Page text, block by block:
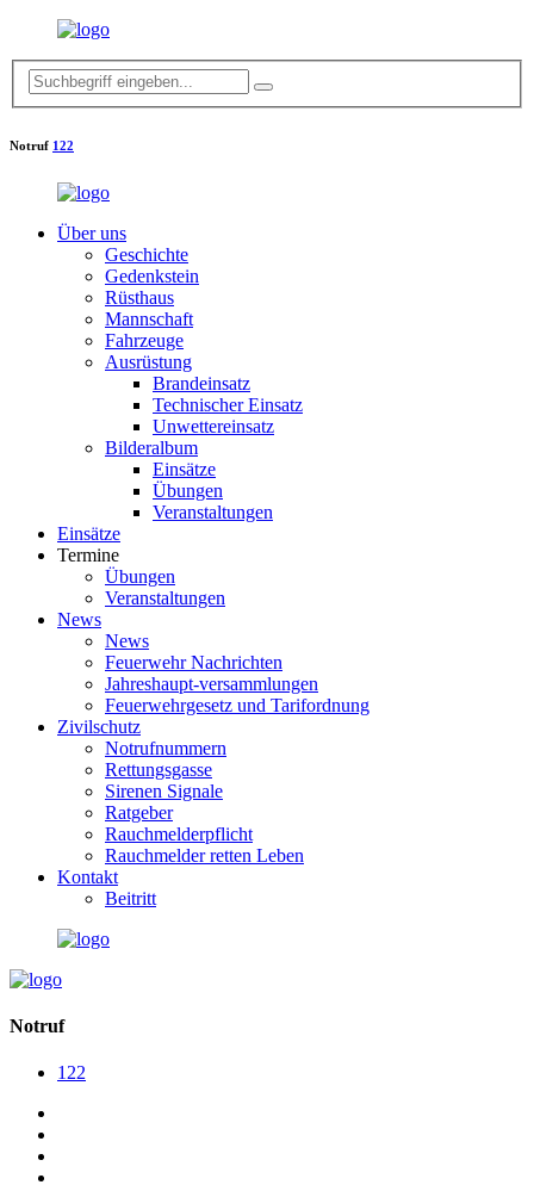
Notruf 122
Über uns
Geschichte
Gedenkstein
Rüsthaus
Mannschaft
Fahrzeuge
Ausrüstung
Brandeinsatz
Technischer Einsatz
Unwettereinsatz
Bilderalbum
Einsätze
Übungen
Veranstaltungen
Einsätze
Termine
Übungen
Veranstaltungen
News
News
Feuerwehr Nachrichten
Jahreshaupt-versammlungen
Feuerwehrgesetz und Tarifordnung
Zivilschutz
Notrufnummern
Rettungsgasse
Sirenen Signale
Ratgeber
Rauchmelderpflicht
Rauchmelder retten Leben
Kontakt
Beitritt
Notruf
122